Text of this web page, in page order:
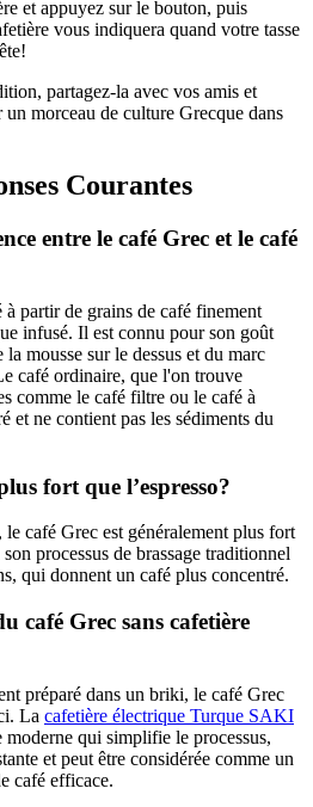
et appuyez sur le bouton, puis
vous indiquera quand votre tasse
partagez-la avec vos amis et
un morceau de culture Grecque dans
Courantes
entre le café Grec et le café
partir de grains de café finement
infusé. Il est connu pour son goût
mousse sur le dessus et du marc
café ordinaire, que l'on trouve
comme le café filtre ou le café à
et ne contient pas les sédiments du
fort que l’espresso?
le café Grec est généralement plus fort
processus de brassage traditionnel
qui donnent un café plus concentré.
café Grec sans cafetière
préparé dans un briki, le café Grec
La cafetière électrique Turque SAKI
moderne qui simplifie le processus,
et peut être considérée comme un
café efficace.